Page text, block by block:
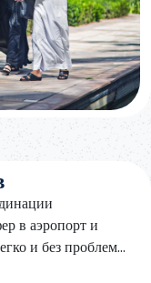
в аэропорт и
и без проблем